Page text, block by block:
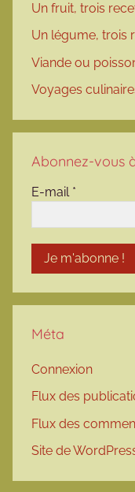
Un fruit, trois
Un légume, trois
Viande ou
Voyages
Abonnez-vous
E-mail *
Méta
Connexion
Flux des
Flux des
Site de